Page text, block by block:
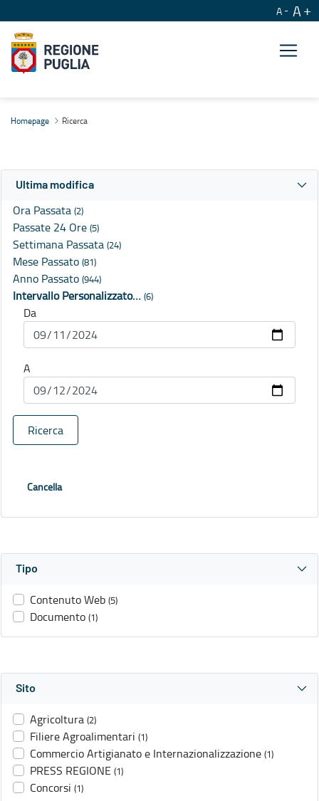
A A
Homepage Ricerca
Ultima modifica
Ora Passata (2)
Passate 24 Ore (5)
Settimana Passata (24)
Mese Passato (81)
Anno Passato (944)
Intervallo Personalizzato… (6)
Da
A
Ricerca
Cancella
Tipo
Contenuto Web (5)
Documento (1)
Sito
Agricoltura (2)
Filiere Agroalimentari (1)
Commercio Artigianato e Internazionalizzazione (1)
PRESS REGIONE (1)
Concorsi (1)